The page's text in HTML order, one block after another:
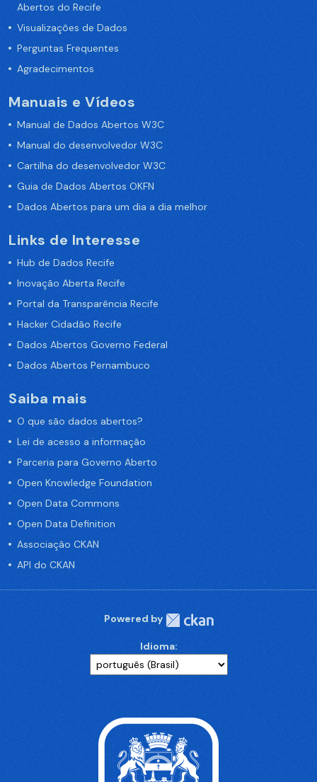
Abertos do Recife
Visualizações de Dados
Perguntas Frequentes
Agradecimentos
Manuais e Vídeos
Manual de Dados Abertos W3C
Manual do desenvolvedor W3C
Cartilha do desenvolvedor W3C
Guia de Dados Abertos OKFN
Dados Abertos para um dia a dia melhor
Links de Interesse
Hub de Dados Recife
Inovação Aberta Recife
Portal da Transparência Recife
Hacker Cidadão Recife
Dados Abertos Governo Federal
Dados Abertos Pernambuco
Saiba mais
O que são dados abertos?
Lei de acesso a informação
Parceria para Governo Aberto
Open Knowledge Foundation
Open Data Commons
Open Data Definition
Associação CKAN
API do CKAN
Powered by
Idioma